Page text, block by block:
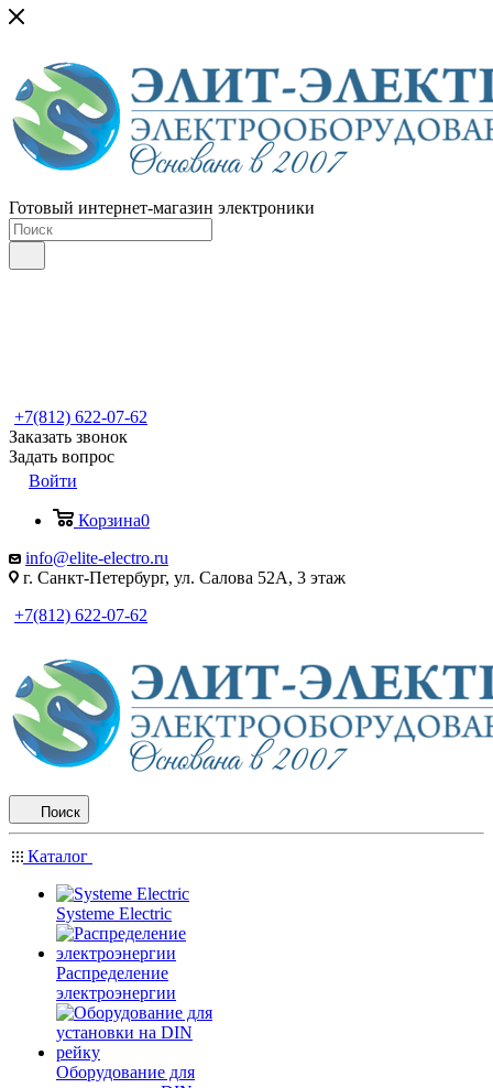
Готовый интернет-магазин электроники
+7(812) 622-07-62
Заказать звонок
Задать вопрос
Войти
Корзина0
info@elite-electro.ru
г. Санкт-Петербург, ул. Салова 52А, 3 этаж
+7(812) 622-07-62
Поиск
Каталог
Systeme Electric
Распределение
электроэнергии
Оборудование для